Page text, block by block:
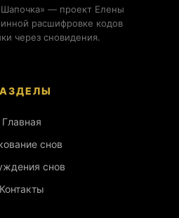
Шапочка» — проект Елены
расшифровке кодов
через сновидения.
Главная
снов
снов
Контакты